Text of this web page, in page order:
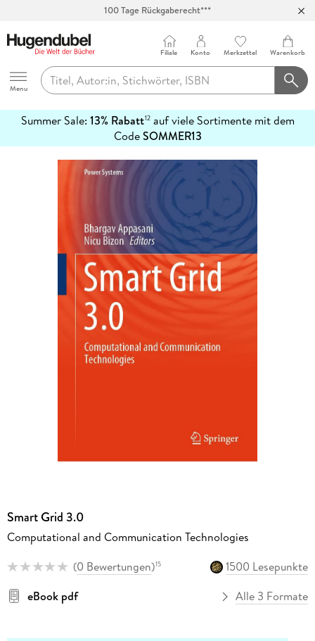
Hugendubel
Menu
Filiale Konto Merkzettel Warenkorb
Summer Sale: 13% Rabatt12auf viele Sortimente mit dem
CodeSOMMER13
erfahren
Smart Grid 3.0
Computational and Communication Technologies
(0 Bewertungen)15
1500 Lesepunkte
eBook pdf
Alle 3 Formate